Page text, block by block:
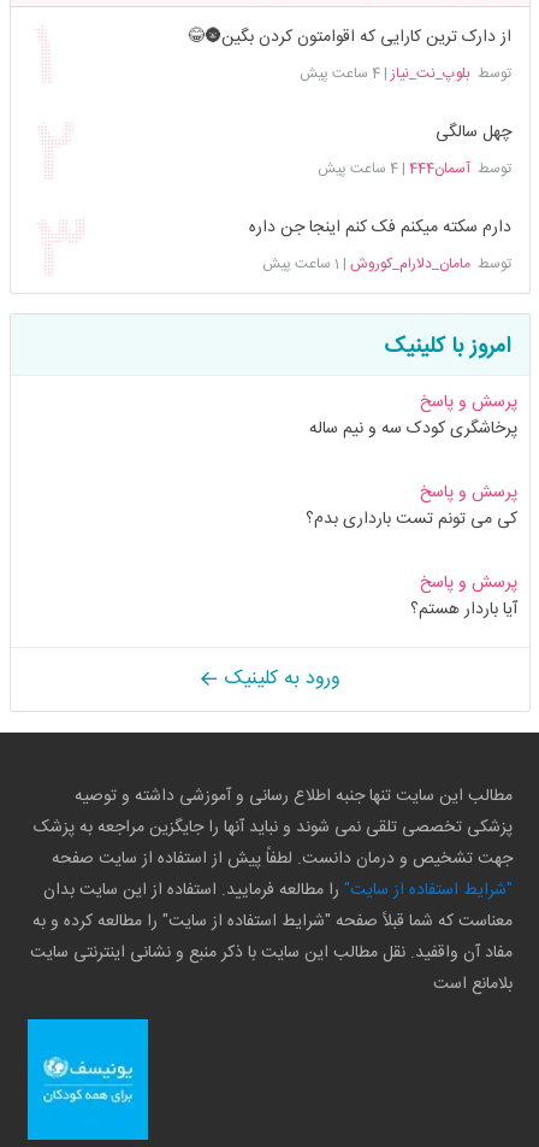
از دارک ترین کارایی که اقوامتون کردن بگین🌚😂
توسطبلوپ_نت_نیاز|4 ساعت پیش
چهل سالگی
توسطآسمان444 |4 ساعت پیش
دارم سکته میکنم فک کنم اینجا جن داره
توسطمامان_دلارام_کوروش | 1 ساعت پیش
امروز با کلینیک
پرسش و پاسخ
پرخاشگری کودک سه و نیم ساله
پرسش و پاسخ
کی می تونم تست بارداری بدم؟
پرسش و پاسخ
آیا باردار هستم؟
ورود به کلینیک
مطالب این سایت تنها جنبه اطلاع رسانی و آموزشی داشته و توصیه
پزشکی تخصصی تلقی نمی شوند و نباید آنها را جایگزین مراجعه به پزشک
جهت تشخیص و درمان دانست. لطفاً پیش از استفاده از سایت صفحه
"شرایط استفاده از سایت" را مطالعه فرمایید. استفاده از این سایت بدان
معناست که شما قبلاً صفحه "شرایط استفاده از سایت" را مطالعه کرده و به
مفاد آن واقفید. نقل مطالب این سایت با ذکر منبع و نشانی اینترنتی سایت
بلامانع است